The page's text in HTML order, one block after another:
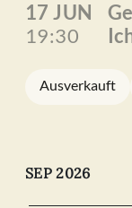
17 JUN
19:30
Ausverkauft
SEP 2026